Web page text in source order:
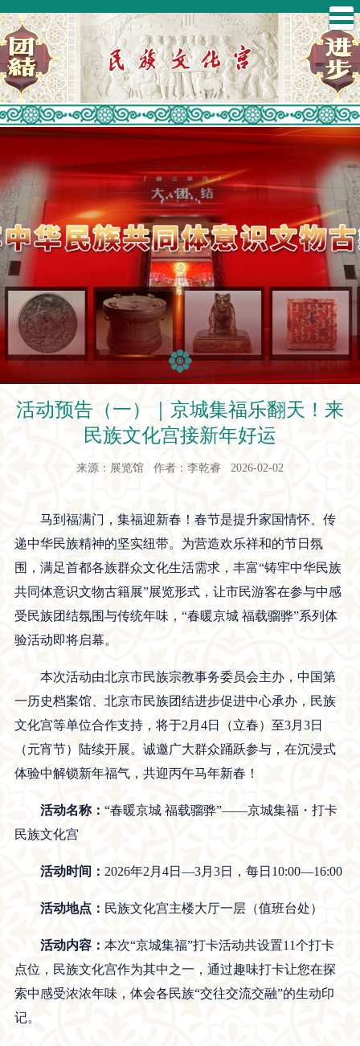
活动预告（一）｜京城集福乐翻天！来
民族文化宫接新年好运
来源：展览馆 作者：李乾睿 2026-02-02
马到福满门，集福迎新春！春节是提升家国情怀、传
递中华民族精神的坚实纽带。为营造欢乐祥和的节日氛
围，满足首都各族群众文化生活需求，丰富“铸牢中华民族
共同体意识文物古籍展”展览形式，让市民游客在参与中感
受民族团结氛围与传统年味，“春暖京城 福载骝骅”系列体
验活动即将启幕。
本次活动由北京市民族宗教事务委员会主办，中国第
一历史档案馆、北京市民族团结进步促进中心承办，民族
文化宫等单位合作支持，将于2月4日（立春）至3月3日
（元宵节）陆续开展。诚邀广大群众踊跃参与，在沉浸式
体验中解锁新年福气，共迎丙午马年新春！
活动名称： “春暖京城 福载骝骅”——京城集福・打卡
民族文化宫
活动时间： 2026年2月4日—3月3日，每日10:00—16:00
活动地点： 民族文化宫主楼大厅一层（值班台处）
活动内容： 本次“京城集福”打卡活动共设置11个打卡
点位，民族文化宫作为其中之一，通过趣味打卡让您在探
索中感受浓浓年味，体会各民族“交往交流交融”的生动印
记。